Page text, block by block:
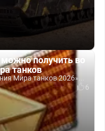
получить во
танков
Мира танков 2026»...
6